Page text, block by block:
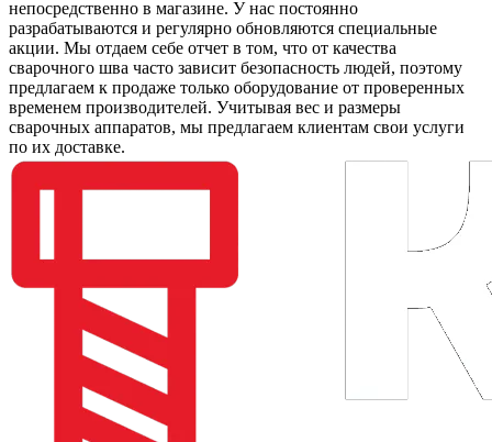
непосредственно в магазине. У нас постоянно
разрабатываются и регулярно обновляются специальные
акции. Мы отдаем себе отчет в том, что от качества
сварочного шва часто зависит безопасность людей, поэтому
предлагаем к продаже только оборудование от проверенных
временем производителей. Учитывая вес и размеры
сварочных аппаратов, мы предлагаем клиентам свои услуги
по их доставке.